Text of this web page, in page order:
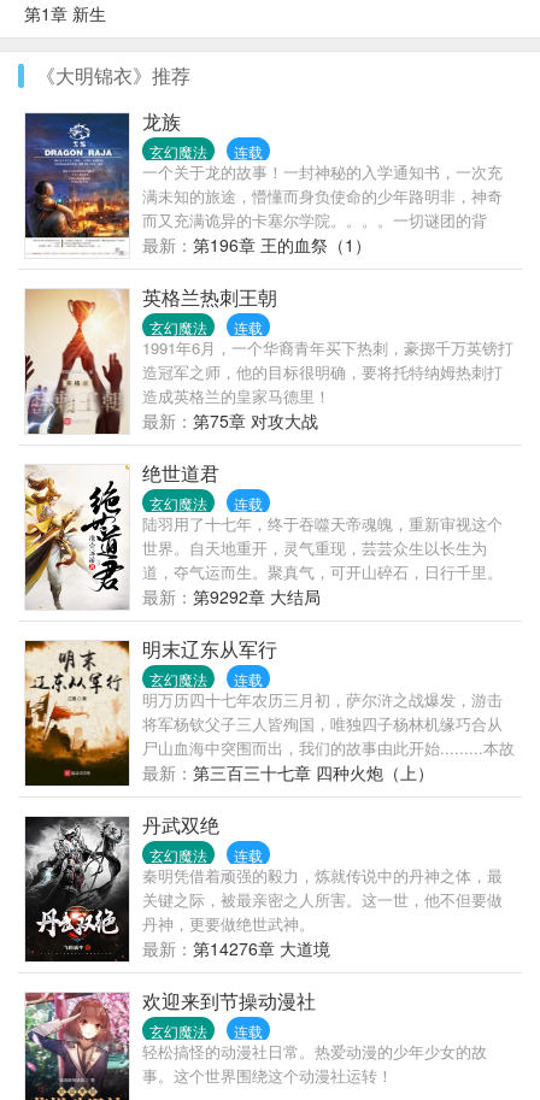
第1章 新生
《大明锦衣》推荐
龙族
玄幻魔法 连载
一个关于龙的故事！一封神秘的入学通知书，一次充
满未知的旅途，懵懂而身负使命的少年路明非，神奇
而又充满诡异的卡塞尔学院。。。。一切谜团的背
后，隐隐透出远古的身影事讲叙了少年路明非在申请
国外大学时收到了来自芝加哥大学塞尔学院的邀请
函，随着路明非同学坐上去往芝加哥的秘密快车，关
于
最新： 第196章 王的血祭（1）
英格兰热刺王朝
玄幻魔法 连载
1991年6月，一个华裔青年买下热刺，豪掷千万英镑打
造冠军之师，他的目标很明确，要将托特纳姆热刺打
造成英格兰的皇家马德里！
最新： 第75章 对攻大战
绝世道君
玄幻魔法 连载
陆羽用了十七年，终于吞噬天帝魂魄，重新审视这个
世界。自天地重开，灵气重现，芸芸众生以长生为
道，夺气运而生。聚真气，可开山碎石，日行千里。
练法术，可呼风唤雨，腾云驾雾。虎啸山林，龙游浅
水。这一世，问鼎苍穹，猛虎下山，龙飞九天！
最新： 第9292章 大结局
明末辽东从军行
玄幻魔法 连载
明万历四十七年农历三月初，萨尔浒之战爆发，游击
将军杨钦父子三人皆殉国，唯独四子杨林机缘巧合从
尸山血海中突围而出，我们的故事由此开始.........本故
事没有金手指、后勤系统和王霸魅力；更没有后宫种
马美女如云。如看官您介意如此，那么敝人请您...
最新： 第三百三十七章 四种火炮（上）
丹武双绝
玄幻魔法 连载
秦明凭借着顽强的毅力，炼就传说中的丹神之体，最
关键之际，被最亲密之人所害。这一世，他不但要做
丹神，更要做绝世武神。
最新： 第14276章 大道境
欢迎来到节操动漫社
玄幻魔法 连载
轻松搞怪的动漫社日常。热爱动漫的少年少女的故
事。这个世界围绕这个动漫社运转！